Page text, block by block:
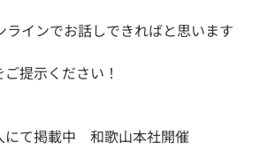
ラインでお話しできればと思います
提示ください！
掲載中 和歌山本社開催